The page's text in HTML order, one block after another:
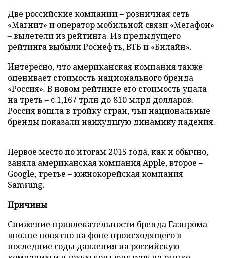
Две российские компании – розничная сеть
«Магнит» и оператор мобильной связи «Мегафон»
– вылетели из рейтинга. Из предыдущего
рейтинга выбыли Роснефть, ВТБ и «Билайн».
Интересно, что американская компания также
оценивает стоимость национального бренда
«Россия». В новом рейтинге его стоимость упала
на треть – с 1,167 трлн до 810 млрд долларов.
Россия вошла в тройку стран, чьи национальные
бренды показали наихудшую динамику падения.
Первое место по итогам 2015 года, как и обычно,
заняла американская компания Apple, второе –
Google, третье – южнокорейская компания
Samsung.
Причины
Снижение привлекательности бренда Газпрома
вполне понятно на фоне происходящего в
последние годы давления на российскую